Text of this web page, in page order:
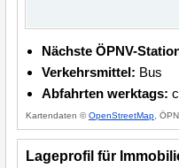
Nächste ÖPNV-
Verkehrsmittel: Bus
Abfahrten werktags:
Kartendaten ©OpenStreetMap ,
Lageprofil für